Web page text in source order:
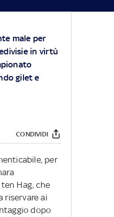
male per
in virtù
gilet e
CONDIVIDI
per
Hag, che
riservare ai
dopo